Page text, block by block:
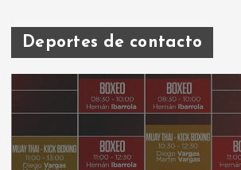
Deportes de contacto